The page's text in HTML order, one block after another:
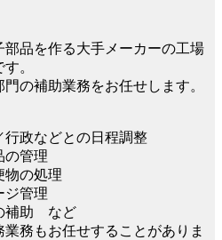
部品を作る大手メーカーの工場
。
門の補助業務をお任せします。
行政などとの日程調整
の管理
物の処理
ジ管理
補助 など
務もお任せすることがありま